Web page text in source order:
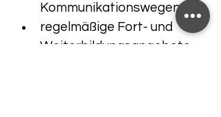
Kommunikationswegen
regelmäßige Fort- und
Weiterbildungsangebote